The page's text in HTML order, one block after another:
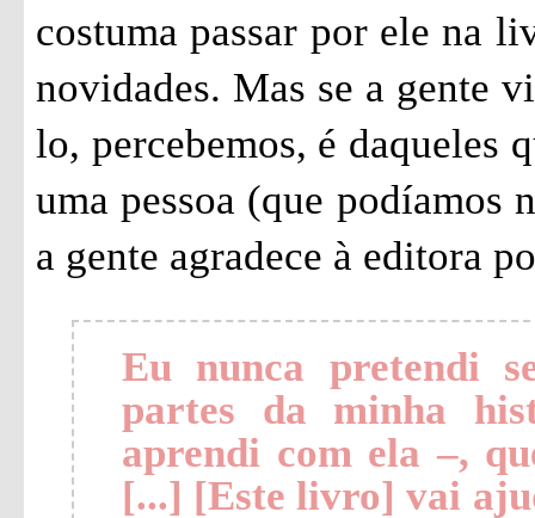
costuma passar por ele na
novidades. Mas se a gente
lo, percebemos, é daqueles
uma pessoa (que podíamos
a gente agradece à editora
Eu nunca pretendi
partes da minha
aprendi com ela –,
[...] [Este livro] vai